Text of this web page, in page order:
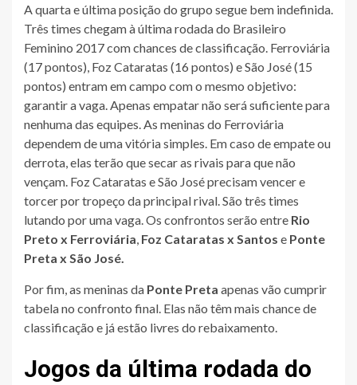
A quarta e última posição do grupo segue bem indefinida.
Três times chegam à última rodada do Brasileiro
Feminino 2017 com chances de classificação. Ferroviária
(17 pontos), Foz Cataratas (16 pontos) e São José (15
pontos) entram em campo com o mesmo objetivo:
garantir a vaga. Apenas empatar não será suficiente para
nenhuma das equipes. As meninas do Ferroviária
dependem de uma vitória simples. Em caso de empate ou
derrota, elas terão que secar as rivais para que não
vençam. Foz Cataratas e São José precisam vencer e
torcer por tropeço da principal rival. São três times
lutando por uma vaga. Os confrontos serão entre Rio
Preto x Ferroviária, Foz Cataratas x Santos e Ponte
Preta x São José.
Por fim, as meninas da Ponte Preta apenas vão cumprir
tabela no confronto final. Elas não têm mais chance de
classificação e já estão livres do rebaixamento.
Jogos da última rodada do